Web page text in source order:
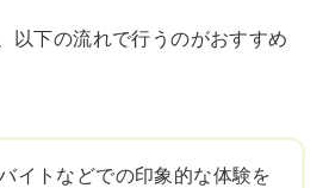
以下の流れで行うのがおすすめ
イトなどでの印象的な体験を